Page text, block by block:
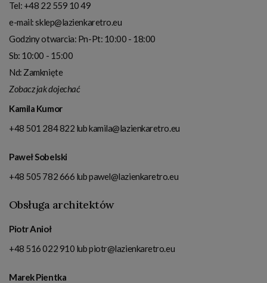
Tel: +48 22 559 10 49
e-mail:sklep@lazienkaretro.eu
Godziny otwarcia: Pn-Pt: 10:00 - 18:00
Sb: 10:00 - 15:00
Nd: Zamknięte
Zobacz jak dojechać
Kamila Kumor
+48 501 284 822 lubkamila@lazienkaretro.eu
Paweł Sobelski
+48 505 782 666 lubpawel@lazienkaretro.eu
Obsługa architektów
Piotr Anioł
+48 516 022 910 lubpiotr@lazienkaretro.eu
Marek Pientka